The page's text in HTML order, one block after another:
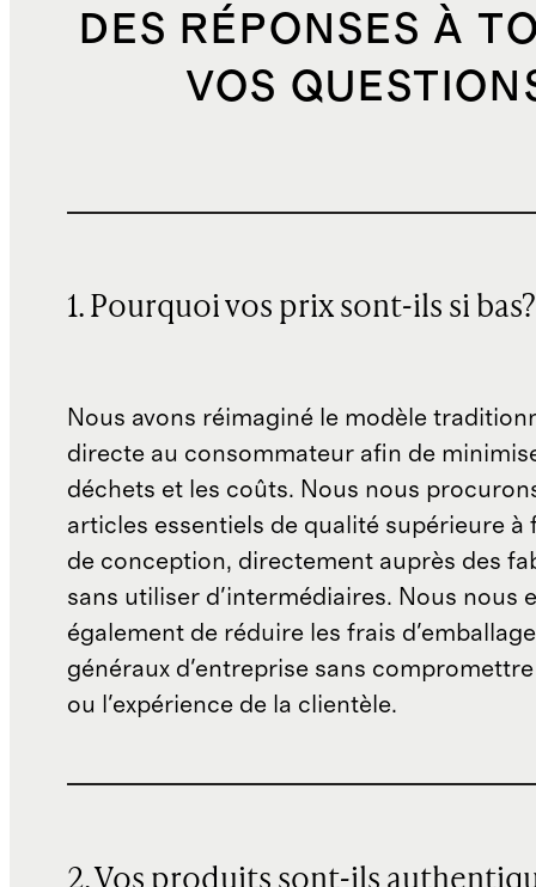
DES RÉPONSES À
VOS
1. Pourquoi vos prix sont-ils si bas?
Nous avons réimaginé le modèle
directe au consommateur afin de
déchets et les coûts. Nous nous
articles essentiels de qualité supérieure à
de conception, directement auprès des
sans utiliser d'intermédiaires. Nous nous
également de réduire les frais
généraux d'entreprise sans
ou l'expérience de la clientèle.